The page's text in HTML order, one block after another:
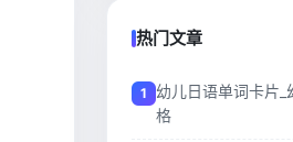
热门文章
幼儿日语单词卡片_
格